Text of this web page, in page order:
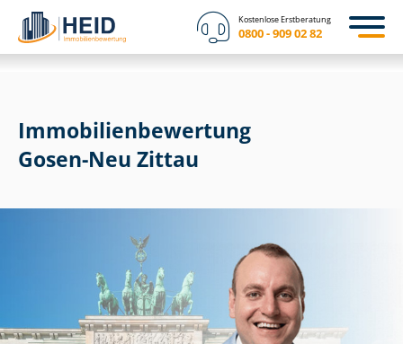
Kostenlose Erstberatung
0800 - 909 02 82
Immobilien­bewertung
Gosen-Neu Zittau